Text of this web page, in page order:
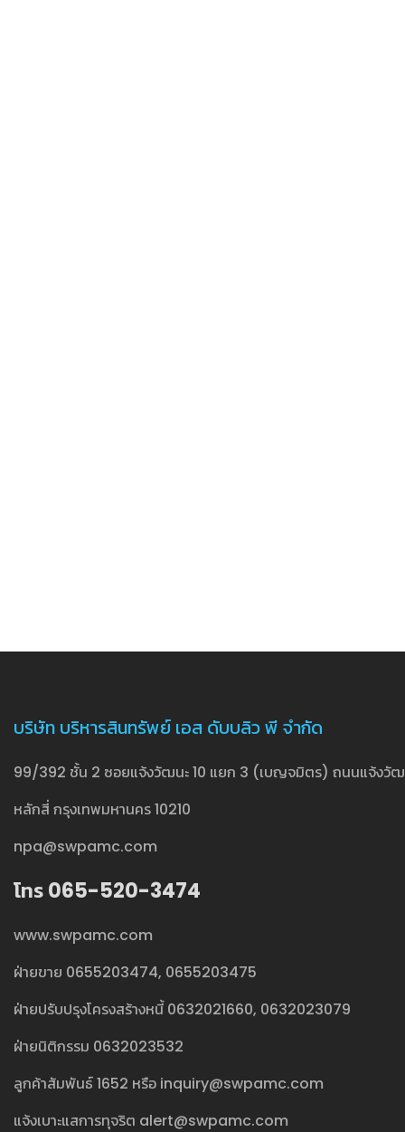
บริษัท บริหารสินทรัพย์ เอส ดับบลิว พี จำกัด
99/392 ชั้น 2 ซอยแจ้งวัฒนะ 10 แยก 3 (เบญจมิตร) ถนนแจ้งวัฒ
หลักสี่ กรุงเทพมหานคร 10210
npa@swpamc.com
โทร 065-520-3474
www.swpamc.com
ฝ่ายขาย 0655203474, 0655203475
ฝ่ายปรับปรุงโครงสร้างหนี้ 0632021660, 0632023079
ฝ่ายนิติกรรม 0632023532
ลูกค้าสัมพันธ์1652 หรือ inquiry@swpamc.com
แจ้งเบาะแสการทุจริต alert@swpamc.com